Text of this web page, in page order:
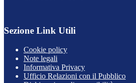
Sezione Link Utili
Cookie policy
Note legali
Informativa Privacy
Ufficio Relazioni con il Pubblico